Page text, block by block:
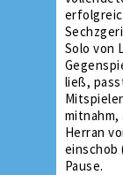
Solo von
ließ,
mitnahm,
Herran
einschob
Pause.